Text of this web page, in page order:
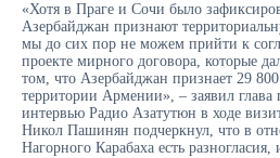
«Хотя в Праге и Сочи было
Азербайджан признают
мы до сих пор не можем прийти к
проекте мирного договора, которые
том, что Азербайджан признает 29
территории Армении», – заявил глава
интервью Радио Азатутюн в ходе
Никол Пашинян подчеркнул, что в
Нагорного Карабаха есть